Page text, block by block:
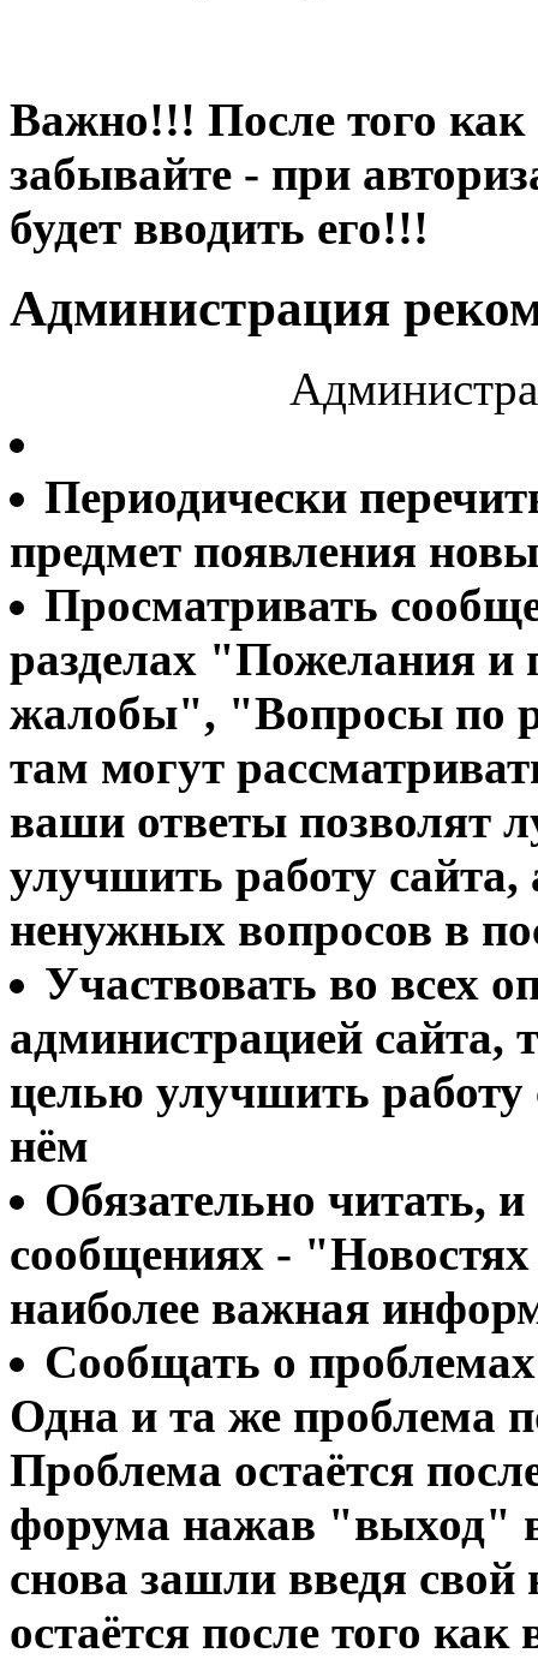
Важно!!! После того
забывайте - при
будет вводить его!!!
Администрация
Периодически
предмет появления
Просматривать
разделах "Пожелания
жалобы", "Вопросы по
там могут
ваши ответы позволят
улучшить работу сайта,
ненужных вопросов в
Участвовать во всех
администрацией сайта,
целью улучшить
нём
Обязательно читать, и
сообщениях -
наиболее важная
Сообщать о
Одна и та же проблема
Проблема остаётся
форума нажав "выход"
снова зашли введя
остаётся после того